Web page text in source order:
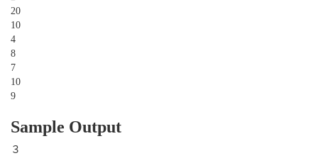
20
10
4
8
7
10
9
Sample Output
３